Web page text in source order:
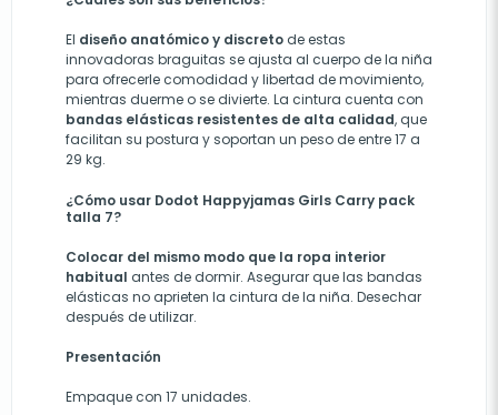
El diseño anatómico y discreto de estas
innovadoras braguitas se ajusta al cuerpo de la niña
para ofrecerle comodidad y libertad de movimiento,
mientras duerme o se divierte. La cintura cuenta con
bandas elásticas resistentes de alta calidad, que
facilitan su postura y soportan un peso de entre 17 a
29 kg.
¿Cómo usar Dodot Happyjamas Girls Carry pack
talla 7?
Colocar del mismo modo que la ropa interior
habitual antes de dormir. Asegurar que las bandas
elásticas no aprieten la cintura de la niña. Desechar
después de utilizar.
Presentación
Empaque con 17 unidades.